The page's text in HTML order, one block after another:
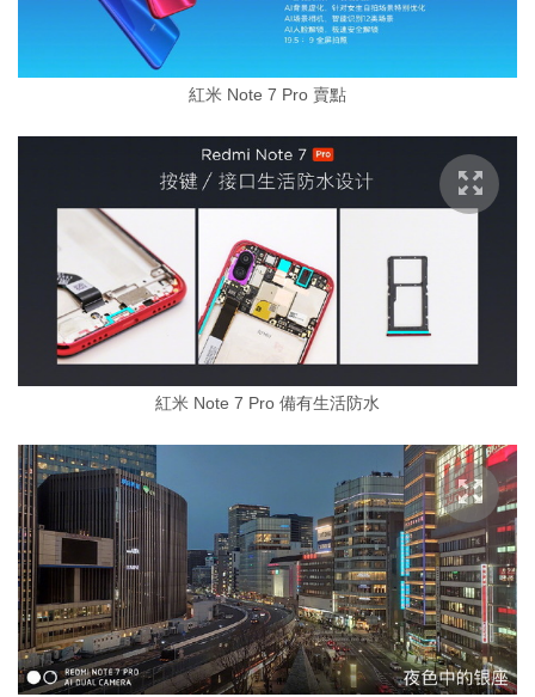
紅米 Note 7 Pro 賣點
紅米 Note 7 Pro 備有生活防水